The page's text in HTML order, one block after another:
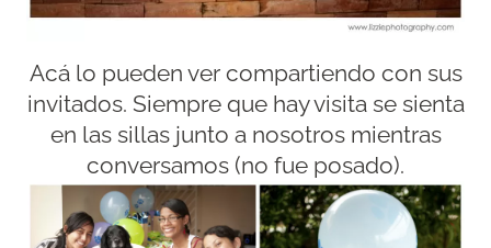
Acá lo pueden ver compartiendo con sus
invitados. Siempre que hay visita se sienta
en las sillas junto a nosotros mientras
conversamos (no fue posado).